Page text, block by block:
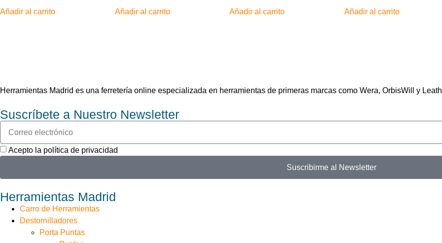
Añadir al carrito Añadir al carrito Añadir al carrito Añadir al carrito
Herramientas Madrid es una ferretería online especializada en herramientas de primeras marcas como Wera, OrbisWill y
Suscríbete a Nuestro Newsletter
Acepto la política de privacidad
Suscribirme al Newsletter
Herramientas Madrid
Carro de Herramientas
Destornilladores
Porta Puntas